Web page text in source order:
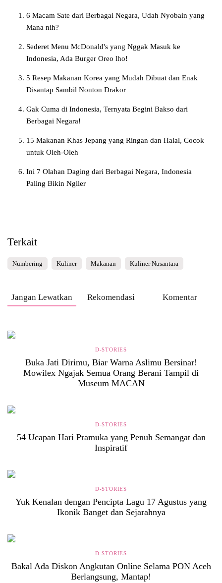
6 Macam Sate dari Berbagai Negara, Udah Nyobain yang
Mana nih?
Sederet Menu McDonald's yang Nggak Masuk ke
Indonesia, Ada Burger Oreo lho!
5 Resep Makanan Korea yang Mudah Dibuat dan Enak
Disantap Sambil Nonton Drakor
Gak Cuma di Indonesia, Ternyata Begini Bakso dari
Berbagai Negara!
15 Makanan Khas Jepang yang Ringan dan Halal, Cocok
untuk Oleh-Oleh
Ini 7 Olahan Daging dari Berbagai Negara, Indonesia
Paling Bikin Ngiler
Terkait
Numbering Kuliner Makanan Kuliner Nusantara
Jangan Lewatkan Rekomendasi Komentar
D-STORIES
Buka Jati Dirimu, Biar Warna Aslimu Bersinar!
Mowilex Ngajak Semua Orang Berani Tampil di
Museum MACAN
D-STORIES
54 Ucapan Hari Pramuka yang Penuh Semangat dan
Inspiratif
D-STORIES
Yuk Kenalan dengan Pencipta Lagu 17 Agustus yang
Ikonik Banget dan Sejarahnya
D-STORIES
Bakal Ada Diskon Angkutan Online Selama PON Aceh
Berlangsung, Mantap!